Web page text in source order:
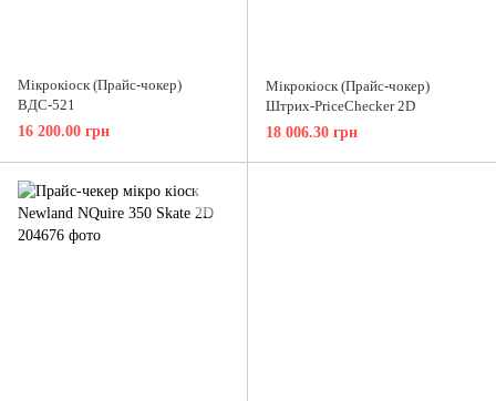
Мікрокіоск (Прайс-чокер)
ВДС-521
16 200.00 грн
Мікрокіоск (Прайс-чокер)
Штрих-PriceChecker 2D
18 006.30 грн